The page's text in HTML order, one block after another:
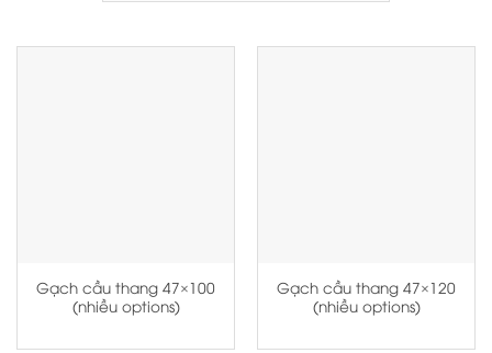
Gạch cầu thang 47×100
(nhiều options)
Gạch cầu thang 47×120
(nhiều options)